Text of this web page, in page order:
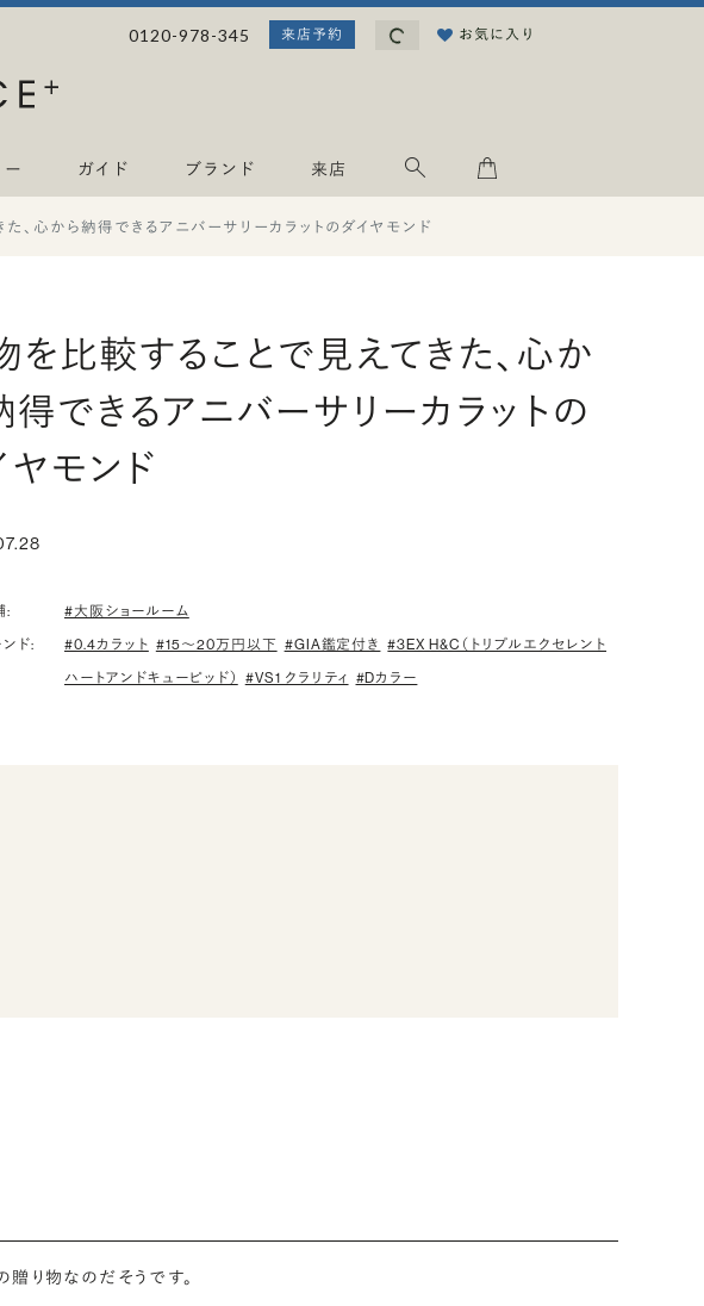
0120-978-345 来店予約 読み込み中...お気に入り
ー ガイド ブランド 来店
、心から納得できるアニバーサリーカラットのダイヤモンド
を比較することで見えてきた、心か
得できるアニバーサリーカラットの
ヤモンド
:
#大阪ショールーム
ド:
#0.4カラット #15〜20万円以下 #GIA鑑定付き #3EX H&C（トリプルエクセレント
ハートアンドキューピッド） #VS1 クラリティ #Dカラー
り物なのだそうです。